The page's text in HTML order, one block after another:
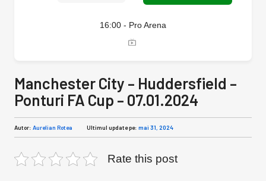
16:00 - Pro Arena
Manchester City – Huddersfield –
Ponturi FA Cup – 07.01.2024
Autor: Aurelian Rotea Ultimul update pe: mai 31, 2024
Rate this post